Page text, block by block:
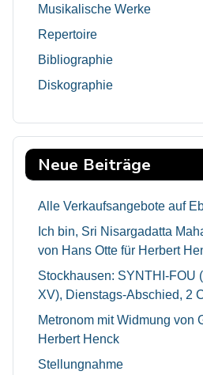
Musikalische Werke
Repertoire
Bibliographie
Diskographie
Neue Beiträge
Alle Verkaufsangebote auf
Ich bin, Sri Nisargadatta
von Hans Otte für Herbert
Stockhausen: SYNTHI-FOU
XV), Dienstags-Abschied, 2
Metronom mit Widmung von
Herbert Henck
Stellungnahme